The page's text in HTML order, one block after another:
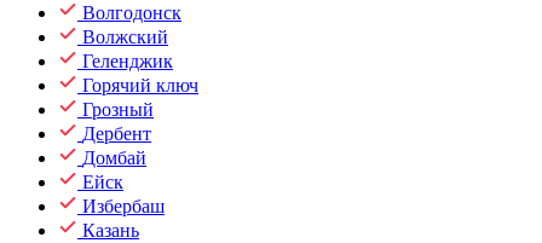
Волгодонск
Волжский
Геленджик
Горячий ключ
Грозный
Дербент
Домбай
Ейск
Избербаш
Казань